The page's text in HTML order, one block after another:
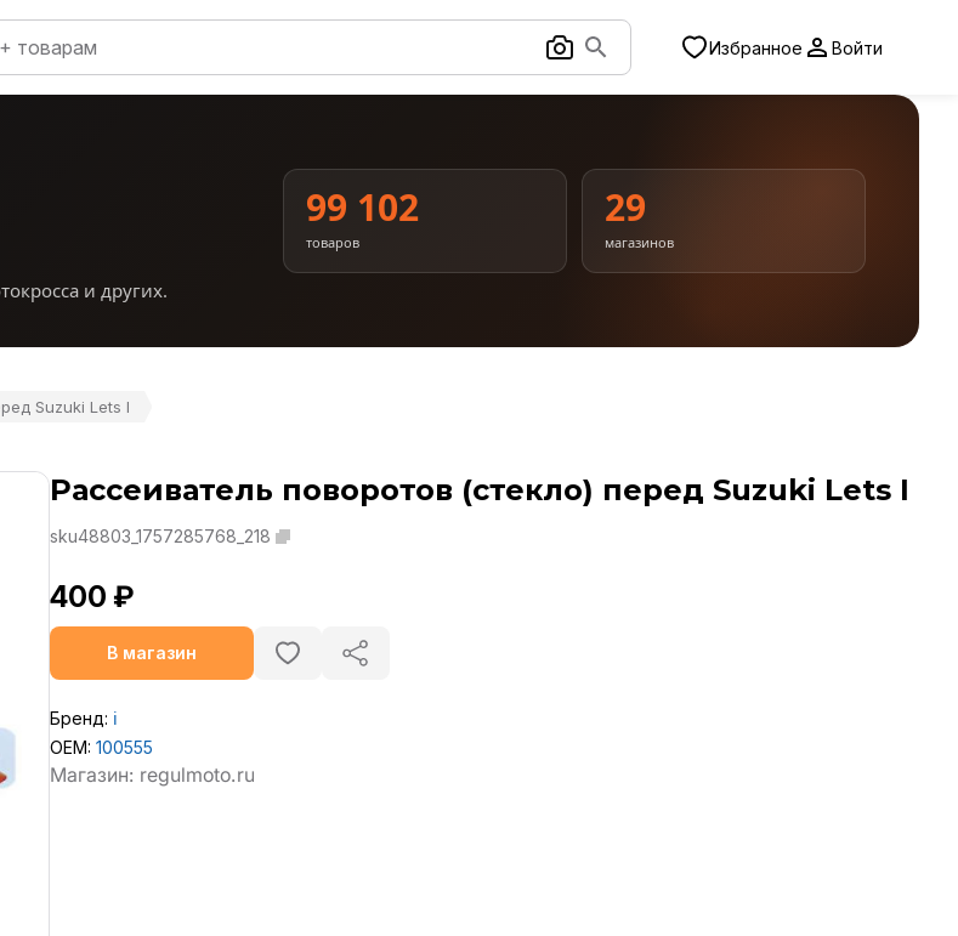
Избранное Войти
и других.
99 102
товаров
29
магазинов
Suzuki Lets I
Рассеиватель поворотов (стекло) перед Suzuki Lets I
sku48803_1757285768_218
400 ₽
В магазин
Бренд: ℹ️
OEM: 100555